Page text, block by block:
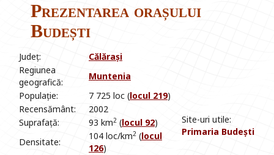
Prezentarea orașului
Budești
Județ: Călărași
Site-uri utile:
Primaria Budești
Regiunea
geografică:
Muntenia
Populație:
7 725 loc (locul 219)
Recensământ:
2002
Suprafață:
93 km2 (locul 92)
Densitate:
104 loc/km2 (locul
126)